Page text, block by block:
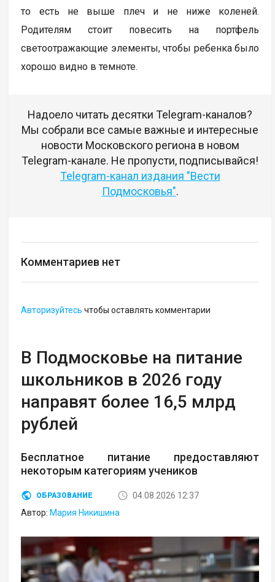
то есть не выше плеч и не ниже коленей.
Родителям стоит повесить на портфель
светоотражающие элементы, чтобы ребенка было
хорошо видно в темноте.
Надоело читать десятки Telegram-каналов?
Мы собрали все самые важные и интересные
новости Московского региона в новом
Telegram-канале. Не пропусти, подписывайся!
Telegram-канал издания "Вести
Подмосковья".
Комментариев нет
Авторизуйтесь чтобы оставлять комментарии
В Подмосковье на питание
школьников в 2026 году
направят более 16,5 млрд
рублей
Бесплатное питание предоставляют
некоторым категориям учеников
ОБРАЗОВАНИЕ
04.08.2026 12:37
Автор: Мария Никишина